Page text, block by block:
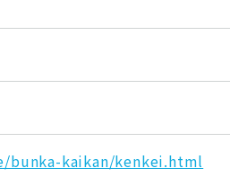
bunka-kaikan/kenkei.html